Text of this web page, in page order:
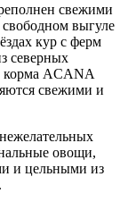
свежими
выгуле
кур с ферм
северных
корма ACANA
свежими и
овощи,
и цельными из